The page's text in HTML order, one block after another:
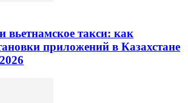
вьетнамское такси: как
приложений в Казахстане